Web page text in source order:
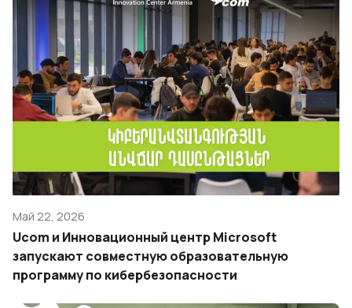
Май 22, 2026
Ucom и Инновационный центр Microsoft
запускают совместную образовательную
программу по кибербезопасности